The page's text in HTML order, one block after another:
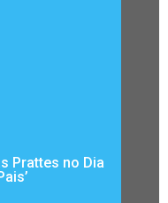
Prattes no Dia